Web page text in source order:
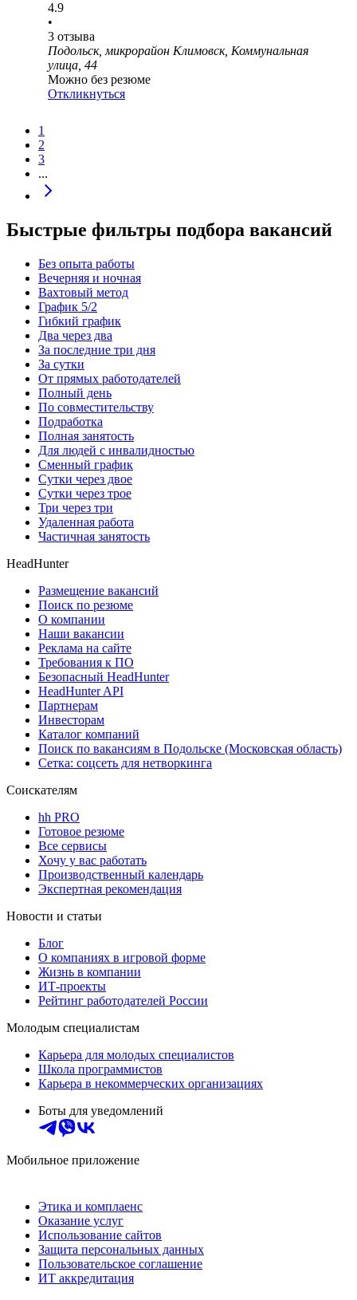
4.9
•
3 отзыва
Подольск, микрорайон Климовск, Коммунальная
улица, 44
Можно без резюме
Откликнуться
1
2
3
...
Быстрые фильтры подбора вакансий
Без опыта работы
Вечерняя и ночная
Вахтовый метод
График 5/2
Гибкий график
Два через два
За последние три дня
За сутки
От прямых работодателей
Полный день
По совместительству
Подработка
Полная занятость
Для людей с инвалидностью
Сменный график
Сутки через двое
Сутки через трое
Три через три
Удаленная работа
Частичная занятость
HeadHunter
Размещение вакансий
Поиск по резюме
О компании
Наши вакансии
Реклама на сайте
Требования к ПО
Безопасный HeadHunter
HeadHunter API
Партнерам
Инвесторам
Каталог компаний
Поиск по вакансиям в Подольске (Московская область)
Сетка: соцсеть для нетворкинга
Соискателям
hh PRO
Готовое резюме
Все сервисы
Хочу у вас работать
Производственный календарь
Экспертная рекомендация
Новости и статьи
Блог
О компаниях в игровой форме
Жизнь в компании
ИТ-проекты
Рейтинг работодателей России
Молодым специалистам
Карьера для молодых специалистов
Школа программистов
Карьера в некоммерческих организациях
Боты для уведомлений
Мобильное приложение
Этика и комплаенс
Оказание услуг
Использование сайтов
Защита персональных данных
Пользовательское соглашение
ИТ аккредитация